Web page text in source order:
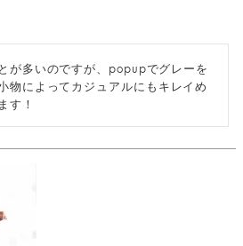
が多いのですが、popupでグレーを
物によってカジュアルにもキレイめ
す！